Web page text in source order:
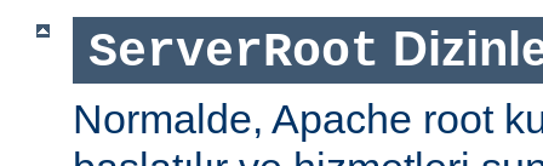
ServerRoot
Normalde, Apache root